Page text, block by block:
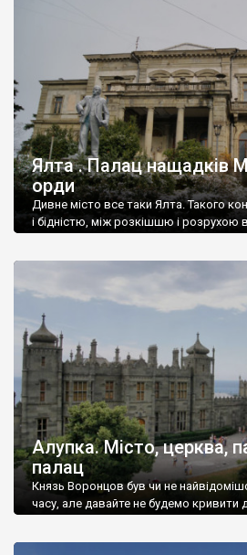
Ялта . Палац нащадків
орди
Дивне місто все таки Ялта. Такого
і бідністю, між розкішшю і розрухою
Алупка. Місто, церква,
палац
Князь Воронцов був чи не
часу, але давайте не будемо